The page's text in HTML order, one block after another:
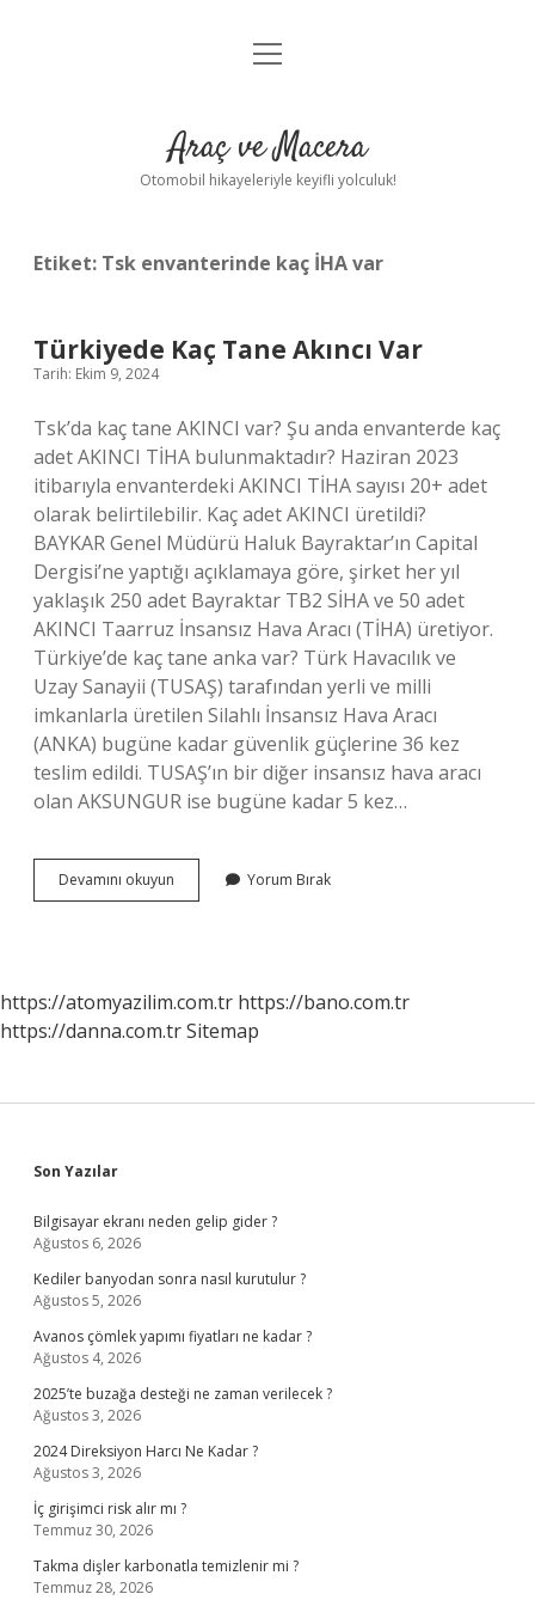
Anasayfa
Yasal Uyarı
menüyü
Araç ve Macera
Otomobil hikayeleriyle keyifli yolculuk!
Etiket: Tsk envanterinde kaç İHA var
Türkiyede Kaç Tane Akıncı Var
Tarih: Ekim 9, 2024
Tsk’da kaç tane AKINCI var? Şu anda envanterde kaç
adet AKINCI TİHA bulunmaktadır? Haziran 2023
itibarıyla envanterdeki AKINCI TİHA sayısı 20+ adet
olarak belirtilebilir. Kaç adet AKINCI üretildi?
BAYKAR Genel Müdürü Haluk Bayraktar’ın Capital
Dergisi’ne yaptığı açıklamaya göre, şirket her yıl
yaklaşık 250 adet Bayraktar TB2 SİHA ve 50 adet
AKINCI Taarruz İnsansız Hava Aracı (TİHA) üretiyor.
Türkiye’de kaç tane anka var? Türk Havacılık ve
Uzay Sanayii (TUSAŞ) tarafından yerli ve milli
imkanlarla üretilen Silahlı İnsansız Hava Aracı
(ANKA) bugüne kadar güvenlik güçlerine 36 kez
teslim edildi. TUSAŞ’ın bir diğer insansız hava aracı
olan AKSUNGUR ise bugüne kadar 5 kez…
Devamını okuyun Türkiyede
Kaç
Yorum Bırak
https://atomyazilim.com.tr https://bano.com.tr
https://danna.com.trSitemap
Sidebar
Son Yazılar
Bilgisayar ekranı neden gelip gider ?
Ağustos 6, 2026
Kediler banyodan sonra nasıl kurutulur ?
Ağustos 5, 2026
Avanos çömlek yapımı fiyatları ne kadar ?
Ağustos 4, 2026
2025’te buzağa desteği ne zaman verilecek ?
Ağustos 3, 2026
2024 Direksiyon Harcı Ne Kadar ?
Ağustos 3, 2026
İç girişimci risk alır mı ?
Temmuz 30, 2026
Takma dişler karbonatla temizlenir mi ?
Temmuz 28, 2026